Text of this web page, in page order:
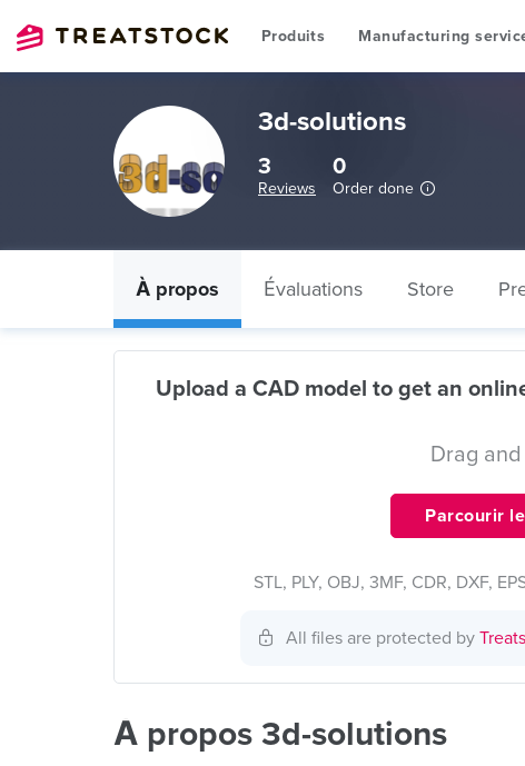
Produits Manufacturing
3d-solutions
3
Reviews
0
Order done
À propos Évaluations Store
Upload a CAD model to get an
Drag
Parcourir
STL, PLY, OBJ, 3MF, CDR, DXF,
All files are protected by
À propos 3d-solutions